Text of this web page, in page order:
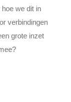
we dit in
verbindingen
grote inzet